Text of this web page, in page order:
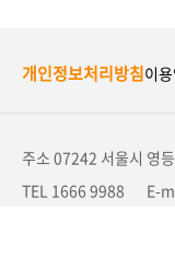
개인정보처리방침이
주소 07242 서울시 영
TEL 1666 9988
E-